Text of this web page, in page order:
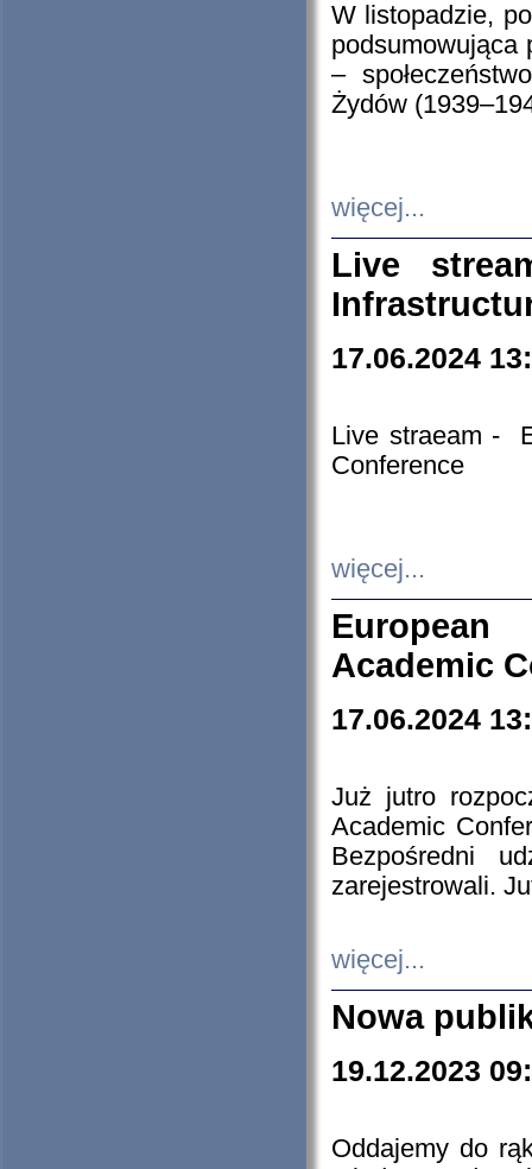
W listopadzie,
podsumowująca
–
Żydów
więcej...
Live
17.06.2024
Live straeam -
Conference
więcej...
European
Academic
17.06.2024
Już jutro
Academic
Bezpośredni
zarejestrowali.
więcej...
Nowa
19.12.2023
Oddajemy do